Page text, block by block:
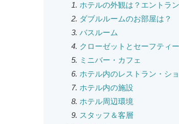
ホテルの外観は？エントラ
ダブルルームのお部屋は？
バスルーム
クローゼットとセーフティ
ミニバー・カフェ
ホテル内のレストラン・シ
ホテル内の施設
ホテル周辺環境
スタッフ＆客層